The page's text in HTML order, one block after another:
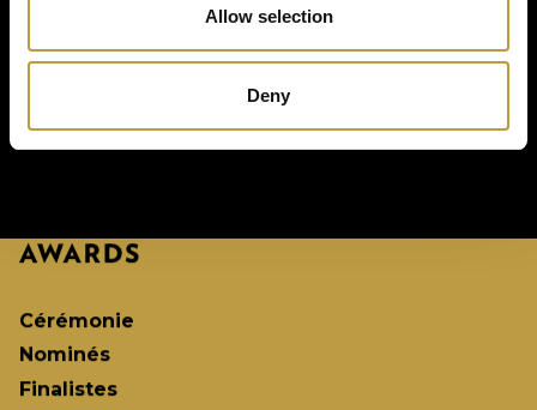
Allow selection
Deny
Cérémonie
Nominés
Finalistes